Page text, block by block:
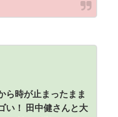
ら時が止まったまま
い！ 田中健さんと大